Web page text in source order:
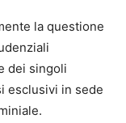
la questione
dei singoli
esclusivi in sede